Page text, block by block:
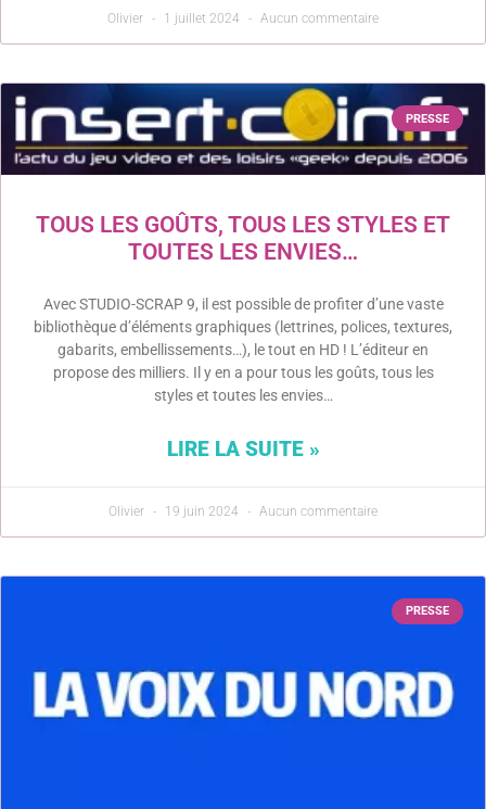
Olivier 1 juillet 2024 Aucun commentaire
PRESSE
TOUS LES GOÛTS, TOUS LES STYLES ET
TOUTES LES ENVIES…
Avec STUDIO-SCRAP 9, il est possible de profiter d’une vaste
bibliothèque d’éléments graphiques (lettrines, polices, textures,
gabarits, embellissements…), le tout en HD ! L’éditeur en
propose des milliers. Il y en a pour tous les goûts, tous les
styles et toutes les envies…
LIRE LA SUITE »
Olivier 19 juin 2024 Aucun commentaire
PRESSE